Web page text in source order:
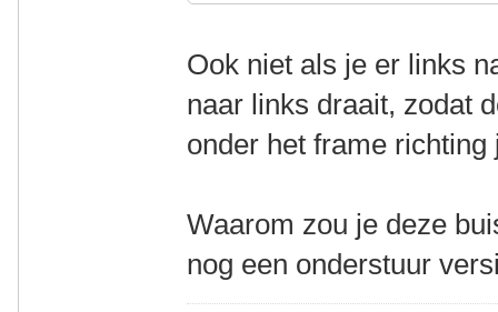
Ook niet als je er links
naar links draait, zodat
onder het frame
Waarom zou je deze
nog een onderstuur